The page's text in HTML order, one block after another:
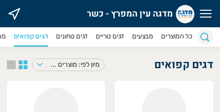
מדגה עין המפרץ - כשר
מדגה עין המפרץ - כשר
כל המוצרים מבצעים דגים טריים דגים טחונים דגים קפואים
דגים קפואים מיון לפי: מוצרים במבצע